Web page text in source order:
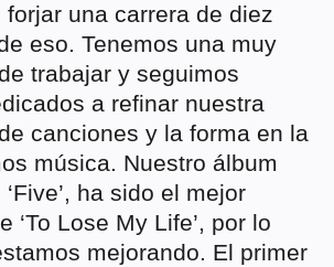
una carrera de diez
eso. Tenemos una muy
trabajar y seguimos
a refinar nuestra
canciones y la forma en la
música. Nuestro álbum
ha sido el mejor
‘To Lose My Life’, por lo
mejorando. El primer